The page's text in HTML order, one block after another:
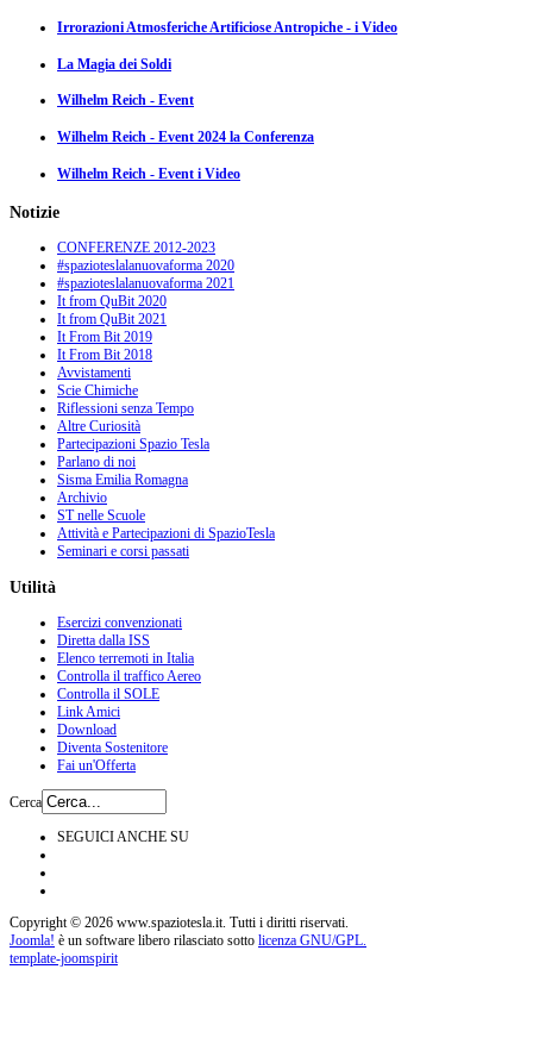
Irrorazioni Atmosferiche Artificiose Antropiche - i Video
La Magia dei Soldi
Wilhelm Reich - Event
Wilhelm Reich - Event 2024 la Conferenza
Wilhelm Reich - Event i Video
Notizie
CONFERENZE 2012-2023
#spazioteslalanuovaforma 2020
#spazioteslalanuovaforma 2021
It from QuBit 2020
It from QuBit 2021
It From Bit 2019
It From Bit 2018
Avvistamenti
Scie Chimiche
Riflessioni senza Tempo
Altre Curiosità
Partecipazioni Spazio Tesla
Parlano di noi
Sisma Emilia Romagna
Archivio
ST nelle Scuole
Attività e Partecipazioni di SpazioTesla
Seminari e corsi passati
Utilità
Esercizi convenzionati
Diretta dalla ISS
Elenco terremoti in Italia
Controlla il traffico Aereo
Controlla il SOLE
Link Amici
Download
Diventa Sostenitore
Fai un'Offerta
Cerca
SEGUICI ANCHE SU
Copyright © 2026 www.spaziotesla.it. Tutti i diritti riservati.
Joomla! è un software libero rilasciato sotto licenza GNU/GPL.
template-joomspirit